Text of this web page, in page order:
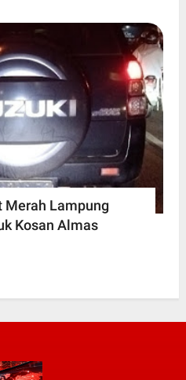
Merah Lampung
Kosan Almas